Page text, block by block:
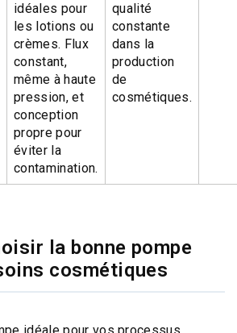
idéales pour
les lotions ou
crèmes. Flux
constant,
même à haute
pression, et
conception
propre pour
éviter la
contamination.
qualité
constante
dans la
production
de
cosmétiques.
la bonne pompe
cosmétiques